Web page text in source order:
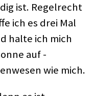
ist. Regelrecht
ich es drei Mal
halte ich mich
auf -
wie mich.